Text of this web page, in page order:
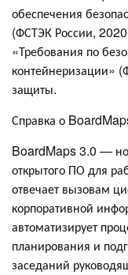
обеспечения
(ФСТЭК России,
«Требования по
контейнеризации»
защиты.
Справка о
BoardMaps 3.0 —
открытого ПО для
отвечает вызовам
корпоративной
автоматизирует
планирования и
заседаний